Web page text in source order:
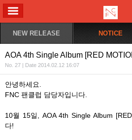
NEW RELEASE NOTICE
AOA 4th Single Album [RED
No. 27 | Date 2014.02.12 16:07
안녕하세요.
FNC 팬클럽 담당자입니다.
10월 15일, AOA 4th Single Album
다!